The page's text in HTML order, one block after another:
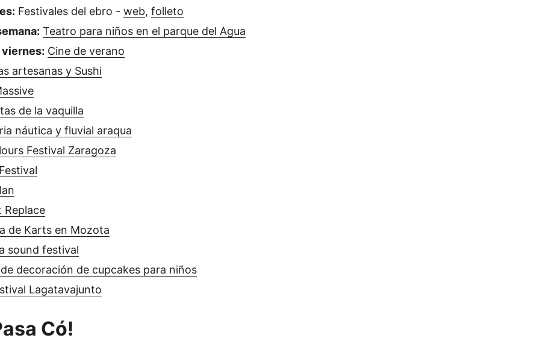
Festivales del ebro - web, folleto
Teatro para niños en el parque del Agua
Cine de verano
artesanas y Sushi
de la vaquilla
náutica y fluvial araqua
Festival Zaragoza
Replace
de Karts en Mozota
sound festival
decoración de cupcakes para niños
Lagatavajunto
Có!